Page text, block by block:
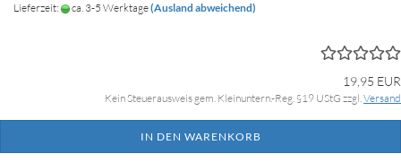
Lieferzeit: ca. 3-5 Werktage(Ausland abweichend)
19,95 EUR
Kein Steuerausweis gem. Kleinuntern.-Reg. §19 UStG zzgl.Versand
IN DEN WARENKORB